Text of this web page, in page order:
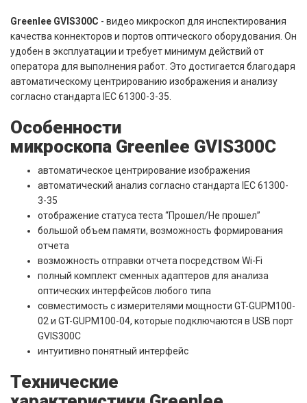
Greenlee GVIS300C - видео микроскоп для инспектирования
качества коннекторов и портов оптического оборудования. Он
удобен в эксплуатации и требует минимум действий от
оператора для выполнения работ. Это достигается благодаря
автоматическому центрированию изображения и анализу
согласно стандарта IEC 61300-3-35.
Особенности
микроскопа Greenlee GVIS300C
автоматическое центрирование изображения
автоматический анализ согласно стандарта IEC 61300-
3-35
отображение статуса теста “Прошел/Не прошел”
большой объем памяти, возможность формирования
отчета
возможность отправки отчета посредством Wi-Fi
полный комплект сменных адаптеров для анализа
оптических интерфейсов любого типа
совместимость с измерителями мощности GT-GUPM100-
02 и GT-GUPM100-04, которые подключаются в USB порт
GVIS300C
интуитивно понятный интерфейс
Технические